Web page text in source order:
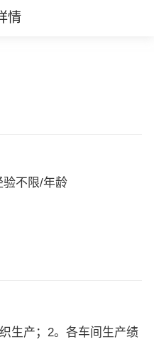
情
不限/年龄
生产；2。各车间生产绩